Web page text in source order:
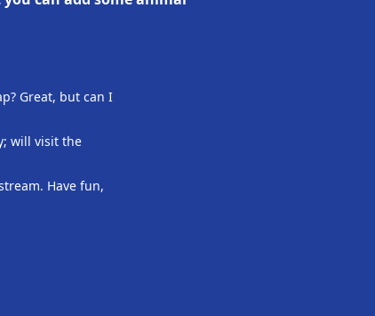
Great, but can I
will visit the
Have fun,